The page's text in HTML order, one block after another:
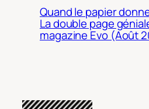
Quand le papier
La double page
magazine Evo (Août